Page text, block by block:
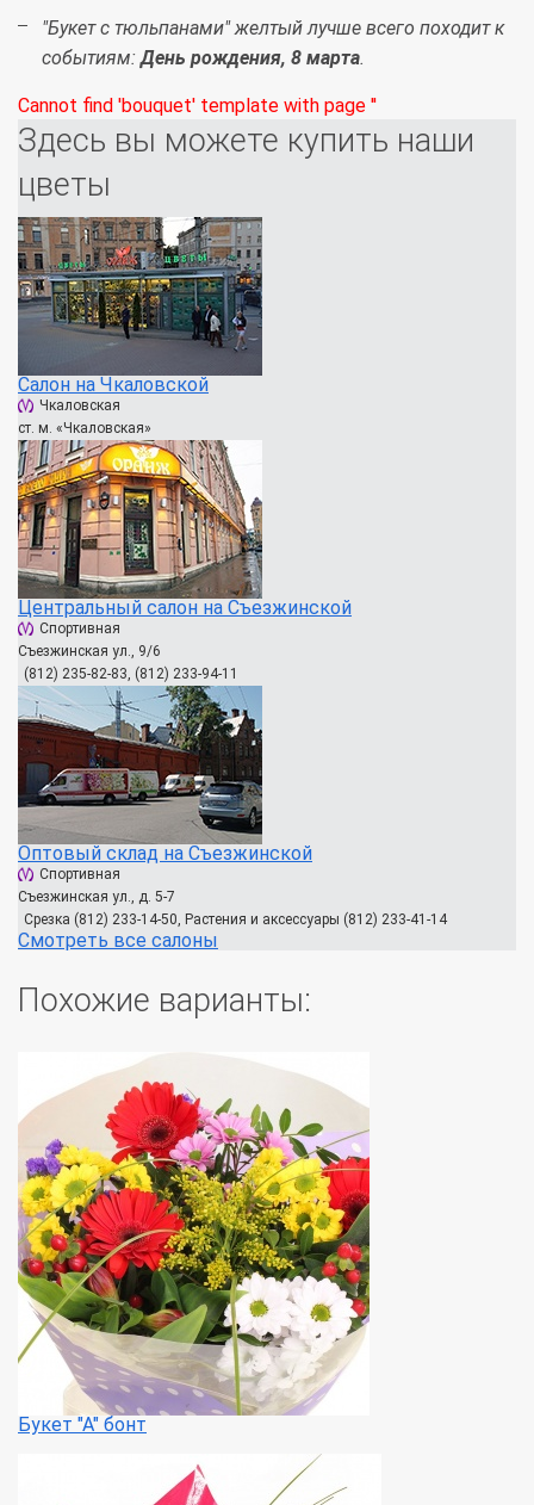
"Букет с тюльпанами" желтый лучше всего походит к
событиям:День рождения, 8 марта.
Cannot find 'bouquet' template with page ''
Здесь вы можете купить наши
цветы
Салон на Чкаловской
Чкаловская
ст. м. «Чкаловская»
Центральный салон на Съезжинской
Спортивная
Съезжинская ул., 9/6
(812) 235-82-83, (812) 233-94-11
Оптовый склад на Съезжинской
Спортивная
Съезжинская ул., д. 5-7
Срезка (812) 233-14-50, Растения и аксессуары (812) 233-41-14
Смотреть все салоны
Похожие варианты:
Букет "А" бонт